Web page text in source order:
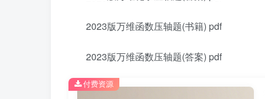
2023版万维函数压轴题(书籍) pdf
2023版万维函数压轴题(答案) pdf
付费资源